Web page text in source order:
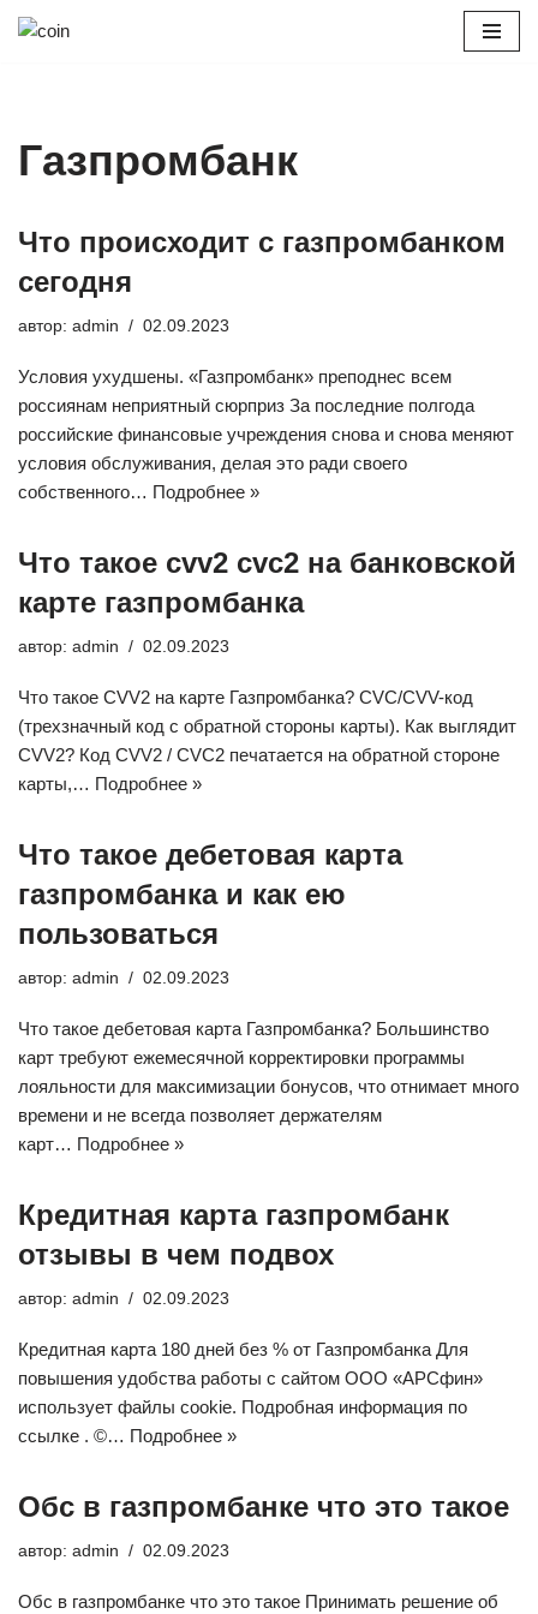
Газпромбанк
Что происходит с газпромбанком
сегодня
автор: admin 02.09.2023
Условия ухудшены. «Газпромбанк» преподнес всем
россиянам неприятный сюрприз За последние полгода
российские финансовые учреждения снова и снова меняют
условия обслуживания, делая это ради своего
собственного… Подробнее »
Что такое cvv2 cvc2 на банковской
карте газпромбанка
автор: admin 02.09.2023
Что такое CVV2 на карте Газпромбанка? CVC/CVV-код
(трехзначный код с обратной стороны карты). Как выглядит
CVV2? Код CVV2 / CVC2 печатается на обратной стороне
карты,… Подробнее »
Что такое дебетовая карта
газпромбанка и как ею
пользоваться
автор: admin 02.09.2023
Что такое дебетовая карта Газпромбанка? Большинство
карт требуют ежемесячной корректировки программы
лояльности для максимизации бонусов, что отнимает много
времени и не всегда позволяет держателям
карт… Подробнее »
Кредитная карта газпромбанк
отзывы в чем подвох
автор: admin 02.09.2023
Кредитная карта 180 дней без % от Газпромбанка Для
повышения удобства работы с сайтом ООО «АРСфин»
использует файлы cookie. Подробная информация по
ссылке . ©… Подробнее »
Обс в газпромбанке что это такое
автор: admin 02.09.2023
Обс в газпромбанке что это такое Принимать решение об